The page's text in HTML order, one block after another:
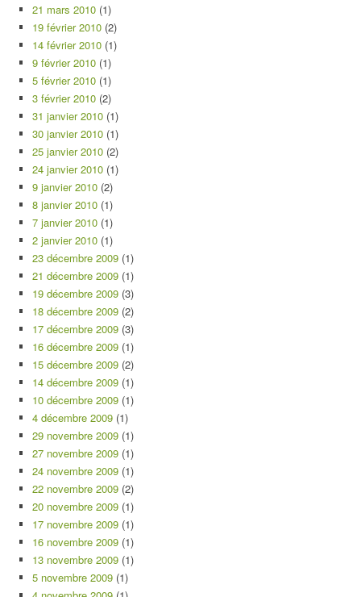
21 mars 2010 (1)
19 février 2010 (2)
14 février 2010 (1)
9 février 2010 (1)
5 février 2010 (1)
3 février 2010 (2)
31 janvier 2010 (1)
30 janvier 2010 (1)
25 janvier 2010 (2)
24 janvier 2010 (1)
9 janvier 2010 (2)
8 janvier 2010 (1)
7 janvier 2010 (1)
2 janvier 2010 (1)
23 décembre 2009 (1)
21 décembre 2009 (1)
19 décembre 2009 (3)
18 décembre 2009 (2)
17 décembre 2009 (3)
16 décembre 2009 (1)
15 décembre 2009 (2)
14 décembre 2009 (1)
10 décembre 2009 (1)
4 décembre 2009 (1)
29 novembre 2009 (1)
27 novembre 2009 (1)
24 novembre 2009 (1)
22 novembre 2009 (2)
20 novembre 2009 (1)
17 novembre 2009 (1)
16 novembre 2009 (1)
13 novembre 2009 (1)
5 novembre 2009 (1)